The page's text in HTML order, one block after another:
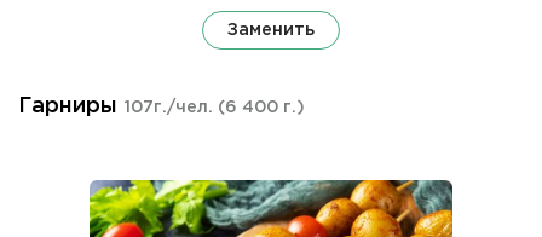
Заменить
Гарниры 107г./чел. (6 400 г.)